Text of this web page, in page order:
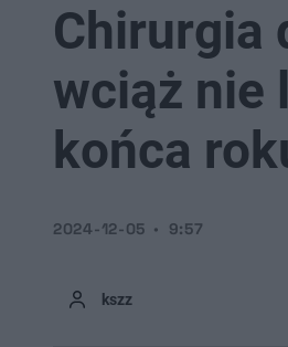
Chirurgia
wciąż nie
końca
kszz
2024-12-05 9:57